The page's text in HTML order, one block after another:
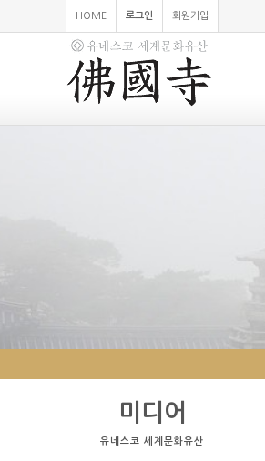
HOME 로그인 회원가입
하위분류
미디어
유네스코 세계문화유산